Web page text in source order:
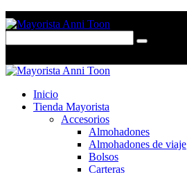
Inicio
Tienda Mayorista
Accesorios
Almohadones
Almohadones de viaje
Bolsos
Carteras